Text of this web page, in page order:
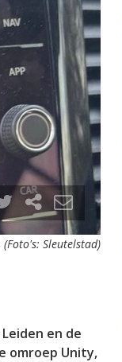
Sleutelstad)
en de
omroep Unity,